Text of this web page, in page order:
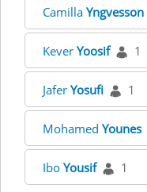
Camilla Yngvesson
Kever Yoosif 1
Jafer Yosufi 1
Mohamed Younes
Ibo Yousif 1